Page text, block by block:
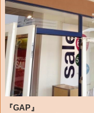
『GAP』